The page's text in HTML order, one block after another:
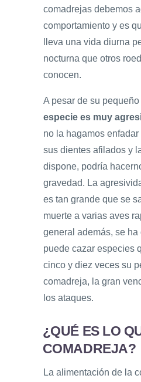
comadrejas debemos
comportamiento y es
lleva una vida diurna
nocturna que otros
conocen.
A pesar de su pequeño
especie es muy
no la hagamos
sus dientes afilados y
dispone, podría
gravedad. La
es tan grande que se
muerte a varias aves
general además, se
puede cazar especies
cinco y diez veces su
comadreja, la gran
los ataques.
¿QUÉ ES LO
COMADREJA?
La alimentación de la